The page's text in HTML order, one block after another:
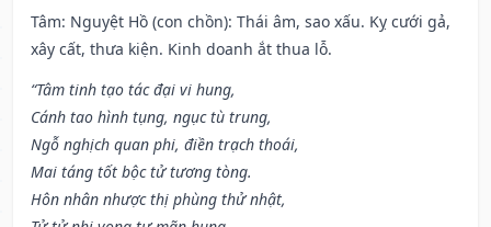
Tâm: Nguyệt Hồ (con chồn): Thái âm, sao xấu. Kỵ cưới gả,
xây cất, thưa kiện. Kinh doanh ắt thua lỗ.
“Tâm tinh tạo tác đại vi hung,
Cánh tao hình tụng, ngục tù trung,
Ngỗ nghịch quan phi, điền trạch thoái,
Mai táng tốt bộc tử tương tòng.
Hôn nhân nhược thị phùng thử nhật,